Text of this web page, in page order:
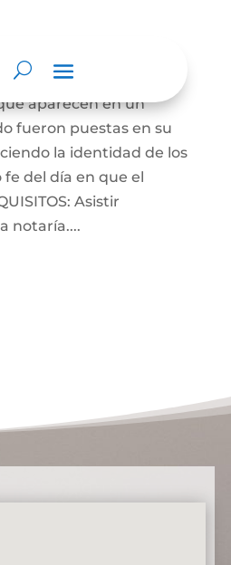
da testimonio escrito
aparecen en un
fueron puestas en su
la identidad de los
del día en que el
Asistir
notaría....